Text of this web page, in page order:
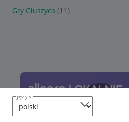
język
Gry Głuszyca (11)